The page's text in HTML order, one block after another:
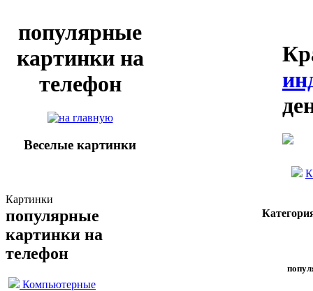
популярные
картинки на
телефон
Веселые картинки
Картинки
популярные
картинки на
телефон
Компьютерные